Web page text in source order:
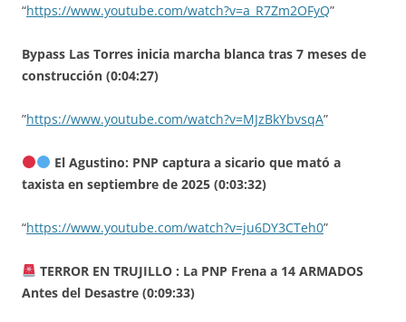
“https://www.youtube.com/watch?v=a_R7Zm2OFyQ”
Bypass Las Torres inicia marcha blanca tras 7 meses de
construcción (0:04:27)
”https://www.youtube.com/watch?v=MJzBkYbvsqA”
El Agustino: PNP captura a sicario que mató a
taxista en septiembre de 2025 (0:03:32)
“https://www.youtube.com/watch?v=ju6DY3CTeh0”
TERROR EN TRUJILLO : La PNP Frena a 14 ARMADOS
Antes del Desastre (0:09:33)